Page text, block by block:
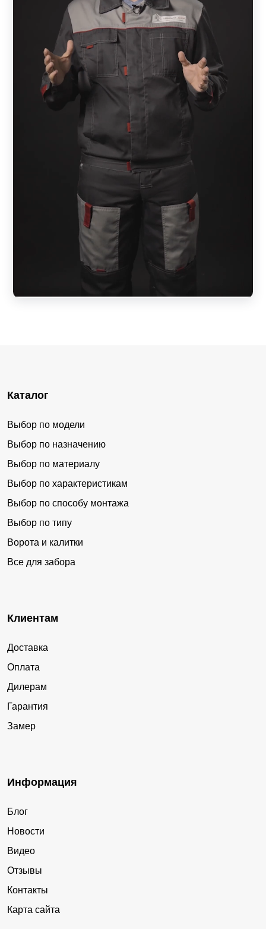
Каталог
Выбор по модели
Выбор по назначению
Выбор по материалу
Выбор по характеристикам
Выбор по способу монтажа
Выбор по типу
Ворота и калитки
Все для забора
Клиентам
Доставка
Оплата
Дилерам
Гарантия
Замер
Информация
Блог
Новости
Видео
Отзывы
Контакты
Карта сайта